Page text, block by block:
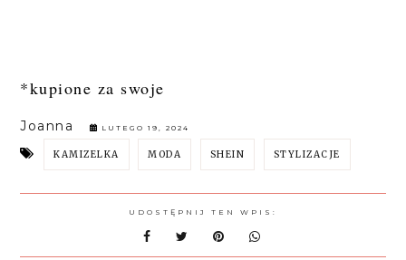
*kupione za swoje
Joanna LUTEGO 19, 2024
KAMIZELKA MODA SHEIN STYLIZACJE
UDOSTĘPNIJ TEN WPIS: